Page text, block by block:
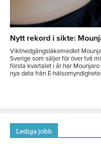
Nytt rekord i sikte:
Viktnedgångsläkemedlet
Sverige som säljer för över två
första kvartalet i år har
nya data från E-
Lediga jobb